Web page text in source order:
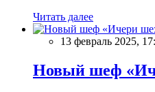
Читать далее
13 февраль 2025,
Новый шеф